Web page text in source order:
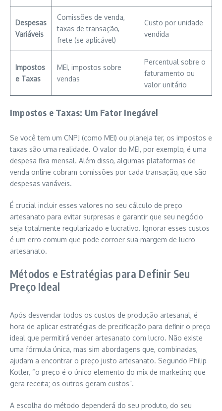
Despesas
Variáveis
Comissões de venda,
taxas de transação,
frete (se aplicável)
Custo por unidade
vendida
Impostos
e Taxas
MEI, impostos sobre
vendas
Percentual sobre o
faturamento ou
valor unitário
Impostos e Taxas: Um Fator Inegável
Se você tem um CNPJ (como MEI) ou planeja ter, os impostos e
taxas são uma realidade. O valor do MEI, por exemplo, é uma
despesa fixa mensal. Além disso, algumas plataformas de
venda online cobram comissões por cada transação, que são
despesas variáveis.
É crucial incluir esses valores no seu cálculo de preço
artesanato para evitar surpresas e garantir que seu negócio
seja totalmente regularizado e lucrativo. Ignorar esses custos
é um erro comum que pode corroer sua margem de lucro
artesanato.
Métodos e Estratégias para Definir Seu
Preço Ideal
Após desvendar todos os custos de produção artesanal, é
hora de aplicar estratégias de precificação para definir o preço
ideal que permitirá vender artesanato com lucro. Não existe
uma fórmula única, mas sim abordagens que, combinadas,
ajudam a encontrar o preço justo artesanato. Segundo Philip
Kotler, “o preço é o único elemento do mix de marketing que
gera receita; os outros geram custos”.
A escolha do método dependerá do seu produto, do seu